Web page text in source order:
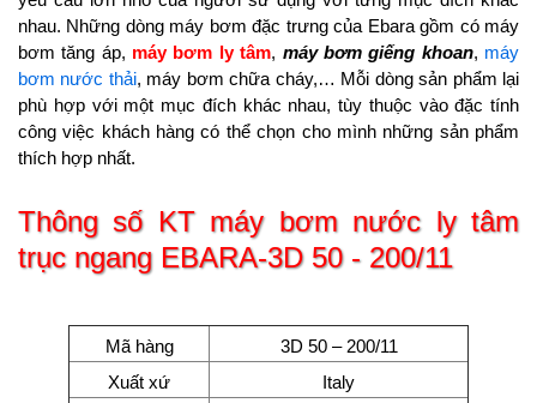
nhau. Những dòng máy bơm đặc trưng của Ebara gồm có máy
bơm tăng áp, máy bơm ly tâm, máy bơm giếng khoan, máy
bơm nước thải, máy bơm chữa cháy,… Mỗi dòng sản phẩm lại
phù hợp với một mục đích khác nhau, tùy thuộc vào đặc tính
công việc khách hàng có thể chọn cho mình những sản phẩm
thích hợp nhất.
Thông số KT máy bơm nước ly tâm
trục ngang EBARA-3D 50 - 200/11
Mã hàng
3D 50 – 200/11
Xuất xứ
Italy